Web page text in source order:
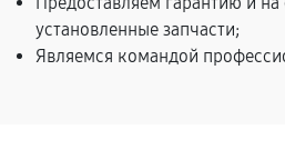
установленные запчасти;
Являемся командой